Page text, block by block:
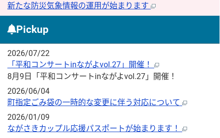
新たな防災気象情報の運用が始まります
Pickup
2026/07/22
「平和コンサートinながよvol.27」開催！
8月9日「平和コンサートinながよvol.27」開催！
2026/06/04
町指定ごみ袋の一時的な変更に伴う対応について
2026/01/09
ながさきカップル応援パスポートが始まります！